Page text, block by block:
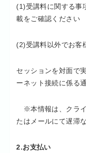
(1)受講料に関する事
載をご確認ください
(2)受講料以外でお客
セッションを対面で
ーネット接続に係る
※本情報は、クライ
たはメールにて遅滞
2.お支払い